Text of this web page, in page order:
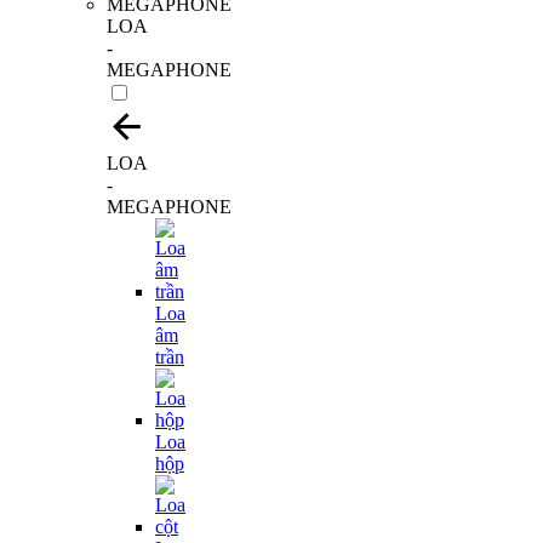
LOA
-
MEGAPHONE
LOA
-
MEGAPHONE
Loa
âm
trần
Loa
hộp